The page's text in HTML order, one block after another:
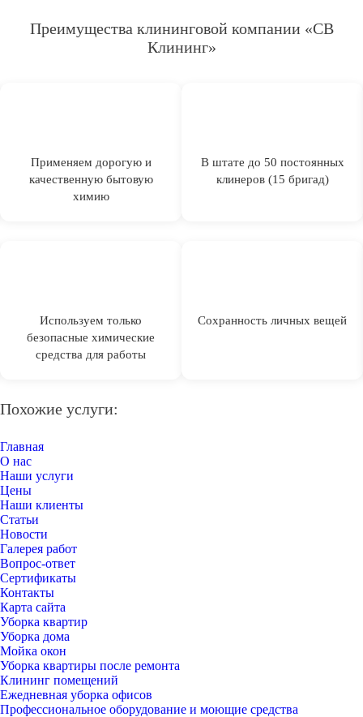
Преимущества клининговой компании «СВ
Клининг»
Применяем дорогую и
качественную бытовую
химию
В штате до 50 постоянных
клинеров (15 бригад)
Используем только
безопасные химические
средства для работы
Сохранность личных вещей
Похожие услуги:
Главная
О нас
Наши услуги
Цены
Наши клиенты
Статьи
Новости
Галерея работ
Вопрос-ответ
Сертификаты
Контакты
Карта сайта
Уборка квартир
Уборка дома
Мойка окон
Уборка квартиры после ремонта
Клининг помещений
Ежедневная уборка офисов
Профессиональное оборудование и моющие средства